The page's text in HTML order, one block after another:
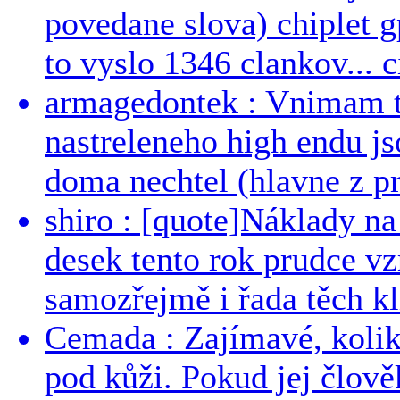
povedane slova) chiplet
to vyslo 1346 clankov...
armagedontek : Vnimam
nastreleneho high endu
doma nechtel (hlavne z
shiro : [quote]Náklady
desek tento rok prudce
samozřejmě i řada těch
Cemada : Zajímavé,
pod kůži. Pokud jej